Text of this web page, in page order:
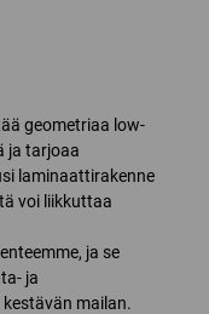
geometriaa low-
ja tarjoaa
laminaattirakenne
voi liikkuttaa
ja se
ja
mailan.